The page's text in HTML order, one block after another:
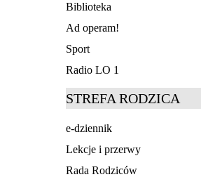
Biblioteka
Ad operam!
Sport
Radio LO 1
STREFA RODZICA
e-dziennik
Lekcje i przerwy
Rada Rodziców